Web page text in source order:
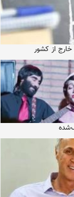
از کشور